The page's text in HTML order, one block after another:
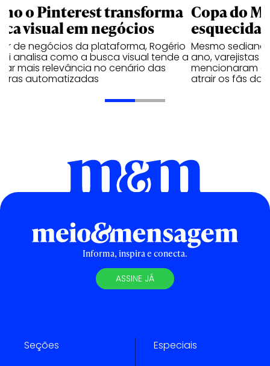
o Pinterest transforma
visual em negócios
de negócios da plataforma, Rogério
analisa como a busca visual tende a
mais relevância no cenário das
automatizadas
Copa do
esquecida
Mesmo
ano, varejistas
mencionaram
atrair os fãs do
Informa, inspira e conecta.
ASSINE JÁ
Seções Especiais